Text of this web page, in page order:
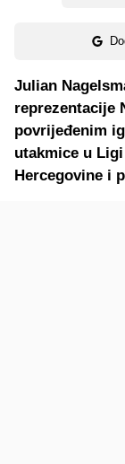
Julian
reprezentacije
povrijeđenim
utakmice u
Hercegovine i